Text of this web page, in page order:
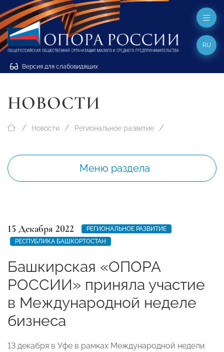
Версия для слабовидящих
RU
НОВОСТИ
Новости Региональное развитие
Меню раздела
15 Декабря 2022
РЕГИОНАЛЬНОЕ РАЗВИТИЕ
РЕСПУБЛИКА БАШКОРТОСТАН
Башкирская «ОПОРА
РОССИИ» приняла участие
в Международной неделе
бизнеса
13 декабря в Уфе в рамках Международной недели